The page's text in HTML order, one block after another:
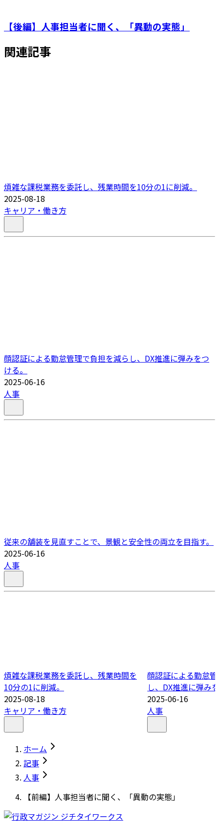
【後編】人事担当者に聞く、「異動の実態」
関連記事
煩雑な課税業務を委託し、残業時間を10分の1に削減。
2025-08-18
キャリア・働き方
顔認証による勤怠管理で負担を減らし、DX推進に弾みをつ
ける。
2025-06-16
人事
従来の舗装を見直すことで、景観と安全性の両立を目指す。
2025-06-16
人事
煩雑な課税業務を委託し、残業時間を
10分の1に削減。
2025-08-18
キャリア・働き方
顔認証による勤怠
し、DX推進に弾み
2025-06-16
人事
ホーム
記事
人事
【前編】人事担当者に聞く、「異動の実態」